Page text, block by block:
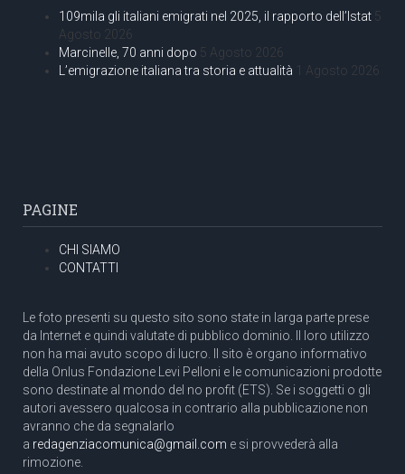
109mila gli italiani emigrati nel 2025, il rapporto dell’Istat 5
Agosto 2026
Marcinelle, 70 anni dopo 5 Agosto 2026
L’emigrazione italiana tra storia e attualità 1 Agosto 2026
PAGINE
CHI SIAMO
CONTATTI
Le foto presenti su questo sito sono state in larga parte prese
da Internet e quindi valutate di pubblico dominio. Il loro utilizzo
non ha mai avuto scopo di lucro. Il sito è organo informativo
della Onlus Fondazione Levi Pelloni e le comunicazioni prodotte
sono destinate al mondo del no profit (ETS). Se i soggetti o gli
autori avessero qualcosa in contrario alla pubblicazione non
avranno che da segnalarlo
a redagenziacomunica@gmail.com e si provvederà alla
rimozione.